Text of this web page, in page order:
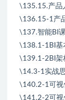
\135.15.产品
\136.15-1产
\137.智能BI
\138.1-1BI基
\139.1-2BI架
\14.3-1实战
\140.2-1可视
\141.2-2可视